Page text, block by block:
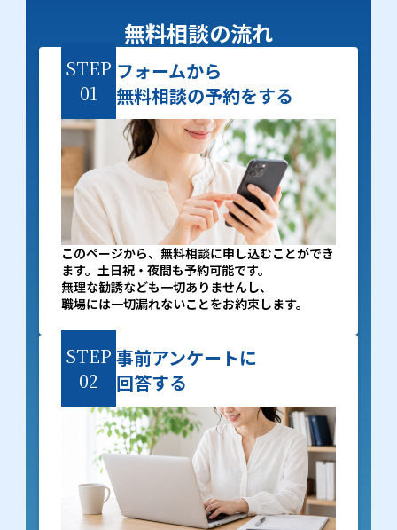
無料相談の流れ
STEP
01
フォームから
無料相談の予約をする
このページから、無料相談に申し込むことができ
ます。土日祝・夜間も予約可能です。
無理な勧誘なども一切ありませんし、
職場には一切漏れないことをお約束します。
STEP
02
事前アンケートに
回答する